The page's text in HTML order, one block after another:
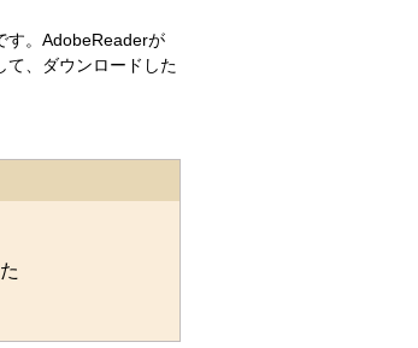
す。AdobeReaderが
て、ダウンロードした